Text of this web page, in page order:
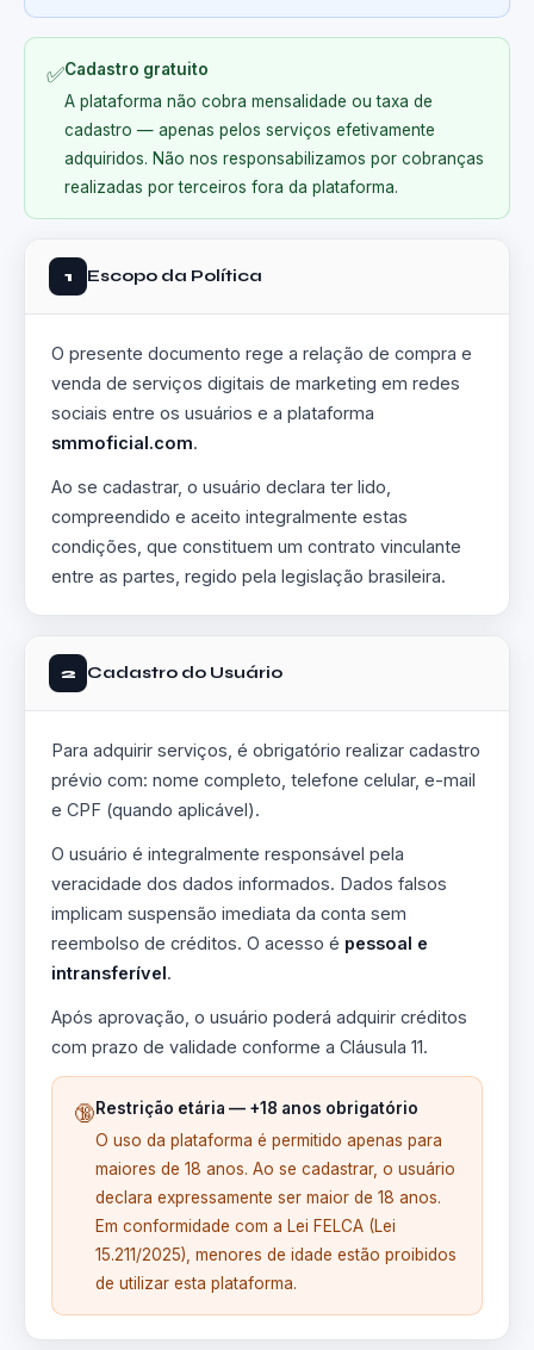
✅Cadastro gratuito
A plataforma não cobra mensalidade ou taxa de
cadastro — apenas pelos serviços efetivamente
adquiridos. Não nos responsabilizamos por cobranças
realizadas por terceiros fora da plataforma.
1 Escopo da Política
O presente documento rege a relação de compra e
venda de serviços digitais de marketing em redes
sociais entre os usuários e a plataforma
smmoficial.com.
Ao se cadastrar, o usuário declara ter lido,
compreendido e aceito integralmente estas
condições, que constituem um contrato vinculante
entre as partes, regido pela legislação brasileira.
2 Cadastro do Usuário
Para adquirir serviços, é obrigatório realizar cadastro
prévio com: nome completo, telefone celular, e-mail
e CPF (quando aplicável).
O usuário é integralmente responsável pela
veracidade dos dados informados. Dados falsos
implicam suspensão imediata da conta sem
reembolso de créditos. O acesso é pessoal e
intransferível.
Após aprovação, o usuário poderá adquirir créditos
com prazo de validade conforme a Cláusula 11.
🔞Restrição etária — +18 anos obrigatório
O uso da plataforma é permitido apenas para
maiores de 18 anos. Ao se cadastrar, o usuário
declara expressamente ser maior de 18 anos.
Em conformidade com a Lei FELCA (Lei
15.211/2025), menores de idade estão proibidos
de utilizar esta plataforma.